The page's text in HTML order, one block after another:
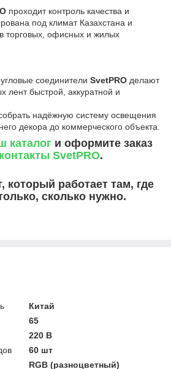
проходит контроль качества и
под климат Казахстана и
торговых, офисных и жилых
соединители SvetPRO делают
лент быстрой, аккуратной и
надёжную систему освещения
декора до коммерческого объекта.
каталог и оформите заказ
контакты SvetPRO.
который работает там, где
сколько нужно.
Китай
65
220 В
60 шт
RGB (разноцветный)